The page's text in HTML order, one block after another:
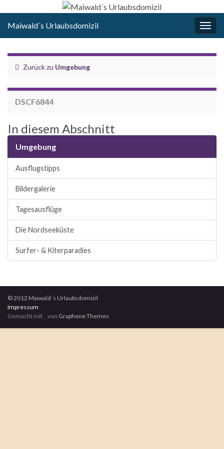
Maiwald´s Urlaubsdomizil
Zurück zu Umgebung
DSCF6844
In diesem Abschnitt
Umgebung
Ausflugstipps
Bildergalerie
Tagesausflüge
Die Nordseeküste
Surfer- & Kiterparadies
© 2012 Maiwald´s Urlaubsdomizil
Impressum
Gemacht mit
von Graphene Themes